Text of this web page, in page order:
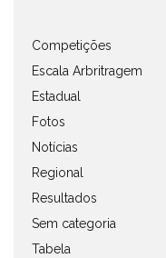
Competições
Escala Arbritragem
Estadual
Fotos
Notícias
Regional
Resultados
Sem categoria
Tabela